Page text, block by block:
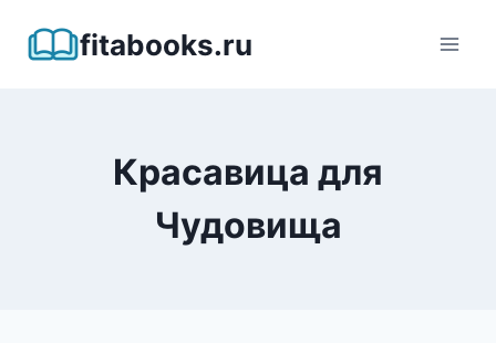
fitabooks.ru
Красавица для
Чудовища